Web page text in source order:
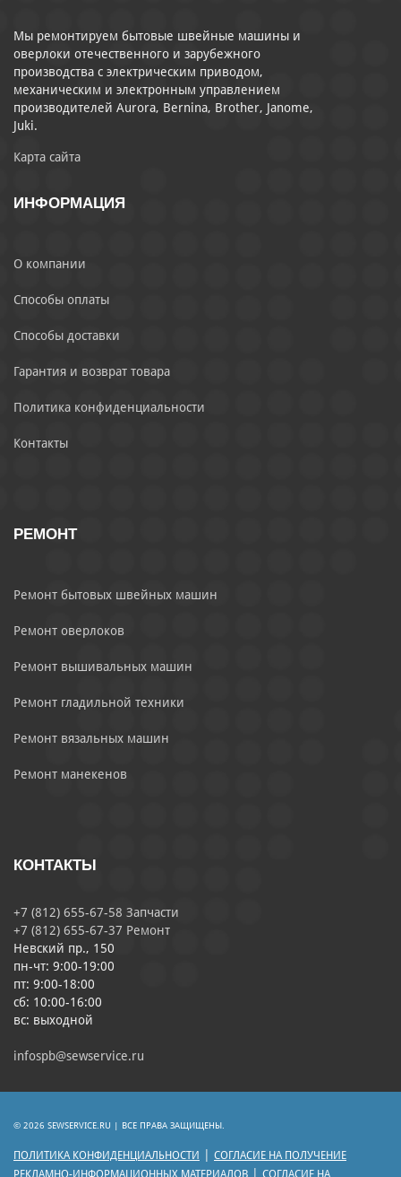
Мы ремонтируем бытовые швейные машины и
оверлоки отечественного и зарубежного
производства с электрическим приводом,
механическим и электронным управлением
производителей Aurora, Bernina, Brother, Janome,
Juki.
Карта сайта
ИНФОРМАЦИЯ
О компании
Способы оплаты
Способы доставки
Гарантия и возврат товара
Политика конфиденциальности
Контакты
РЕМОНТ
Ремонт бытовых швейных машин
Ремонт оверлоков
Ремонт вышивальных машин
Ремонт гладильной техники
Ремонт вязальных машин
Ремонт манекенов
КОНТАКТЫ
+7 (812) 655-67-58 Запчасти
+7 (812) 655-67-37 Ремонт
Невский пр., 150
пн-чт: 9:00-19:00
пт: 9:00-18:00
сб: 10:00-16:00
вс: выходной
infospb@sewservice.ru
© 2026 SEWSERVICE.RU | ВСЕ ПРАВА ЗАЩИЩЕНЫ.
ПОЛИТИКА КОНФИДЕНЦИАЛЬНОСТИ
СОГЛАСИЕ НА ПОЛУЧЕНИЕ
РЕКЛАМНО-ИНФОРМАЦИОННЫХ МАТЕРИАЛОВ
СОГЛАСИЕ НА